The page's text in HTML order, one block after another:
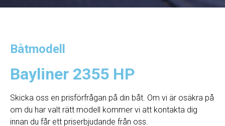
Båtmodell
Bayliner 2355 HP
Skicka oss en prisförfrågan på din båt. Om vi ​​är osäkra på
om du har valt rätt modell kommer vi att kontakta dig
innan du får ett priserbjudande från oss.